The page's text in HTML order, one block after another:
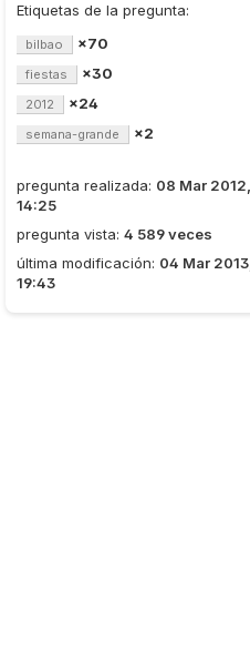
Etiquetas de la pregunta:
bilbao ×70
fiestas ×30
2012 ×24
semana-grande ×2
pregunta realizada: 08 Mar 2012,
14:25
pregunta vista: 4 589 veces
última modificación: 04 Mar 2013,
19:43